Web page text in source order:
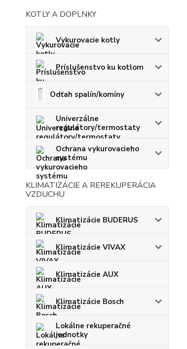
KOTLY A DOPLNKY
Vykurovacie kotly
Príslušenstvo ku kotlom
Odťah spalín/komíny
Univerzálne
regulátory/termostaty
Ochrana vykurovacieho
systému
KLIMATIZÁCIE A REREKUPERÁCIA
VZDUCHU
Klimatizácie BUDERUS
Klimatizácie VIVAX
Klimatizácie AUX
Klimatizácie Bosch
Lokálne rekuperačné
jednotky